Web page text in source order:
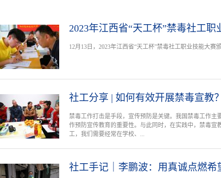
2023年江西省“天工杯”禁毒社工职
12月13日，2023年江西省“天工杯”禁毒社工职业技能大赛
社工分享 | 如何有效开展禁毒宣教
禁毒工作打击是手段，宣传预防是关键。我国禁毒工作主
作预防宣传教育的重要性。与此同时，在实践中，禁毒宣
工，我们需要经常在学校、...
社工手记｜李鹏波：用真诚点燃希